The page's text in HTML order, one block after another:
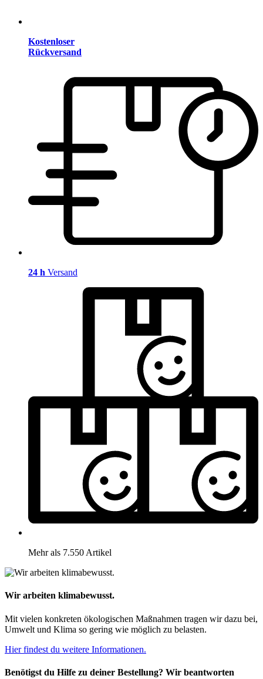
Kostenloser
Rückversand
24 h Versand
Mehr als 7.550 Artikel
Wir arbeiten klimabewusst.
Mit vielen konkreten ökologischen Maßnahmen tragen wir dazu bei,
Umwelt und Klima so gering wie möglich zu belasten.
Hier findest du weitere Informationen.
Benötigst du Hilfe zu deiner Bestellung? Wir beantworten